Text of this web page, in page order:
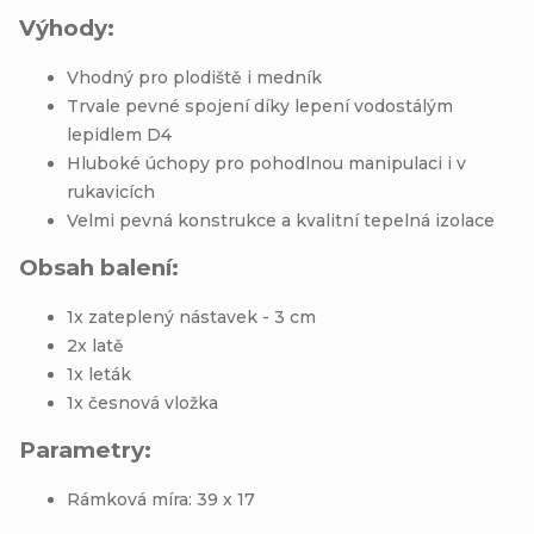
Výhody:
Vhodný pro plodiště i medník
Trvale pevné spojení díky lepení vodostálým
lepidlem D4
Hluboké úchopy pro pohodlnou manipulaci i v
rukavicích
Velmi pevná konstrukce a kvalitní tepelná izolace
Obsah balení:
1x zateplený nástavek - 3 cm
2x latě
1x leták
1x česnová vložka
Parametry:
Rámková míra: 39 x 17